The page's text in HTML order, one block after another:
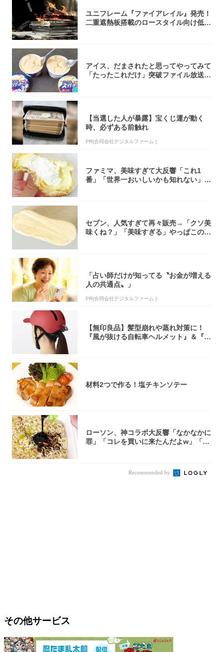
ユニフレーム『ファイアレイル』発売！
二重遮熱板搭載のロースタイル向け低型
アイス、だまされたと思ってやってみて
「たったこれだけ」突破ファイル放送で
【当選した人が暴露】宝くじ運が動く
時、必ずある前触れ
PR(合同会社デジタルファーム )
ファミマ、美味すぎて大反響「これ1
番」「世界一おいしいかも知れない」
セブン、人気すぎて再々販売→「クソ美
味くね？」「美味すぎる」やっぱこのク
「占い師だけが知ってる〝お金が増える
人の共通点〟」
PR(合同会社デジタルファーム )
【無印良品】髪型崩れや蒸れ対策に！
『風が抜ける自転車ヘルメット』＆『2
材料2つで作る！塩チキンソテー
ローソン、神コラボ大反響「なかなかに
罪」「コレを買いに来たんだよw」「３
Recommended by
その他サービス